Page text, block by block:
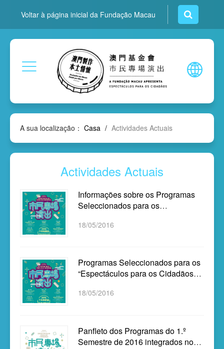
Voltar à página inicial da Fundação Macau
A sua localização： Casa / Actividades Actuais
Actividades Actuais
Informações sobre os Programas
Seleccionados para os
no 2.º Semestre...
18/05/2016
Programas Seleccionados para os
“Espectáculos para os Cidadãos”
Título...
18/05/2016
Panfleto dos Programas do 1.º
Semestre de 2016 integrados nos